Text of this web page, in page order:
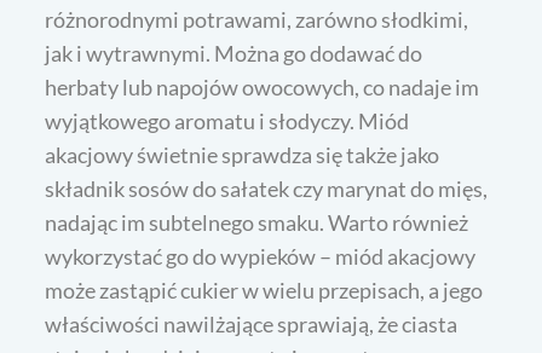
różnorodnymi potrawami, zarówno słodkimi,
jak i wytrawnymi. Można go dodawać do
herbaty lub napojów owocowych, co nadaje im
wyjątkowego aromatu i słodyczy. Miód
akacjowy świetnie sprawdza się także jako
składnik sosów do sałatek czy marynat do mięs,
nadając im subtelnego smaku. Warto również
wykorzystać go do wypieków – miód akacjowy
może zastąpić cukier w wielu przepisach, a jego
właściwości nawilżające sprawiają, że ciasta